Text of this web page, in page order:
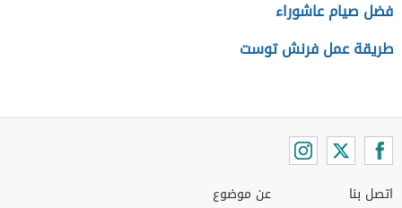
فضل صيام عاشوراء
طريقة عمل فرنش توست
اتصل بنا
عن موضوع